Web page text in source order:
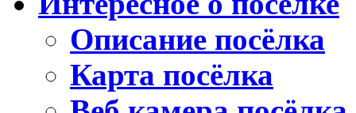
Описание посёлка
Карта посёлка